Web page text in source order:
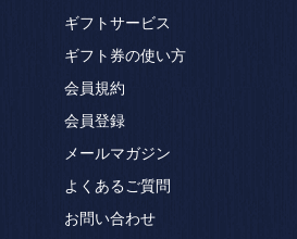
ギフトサービス
ギフト券の使い方
会員規約
会員登録
メールマガジン
よくあるご質問
お問い合わせ